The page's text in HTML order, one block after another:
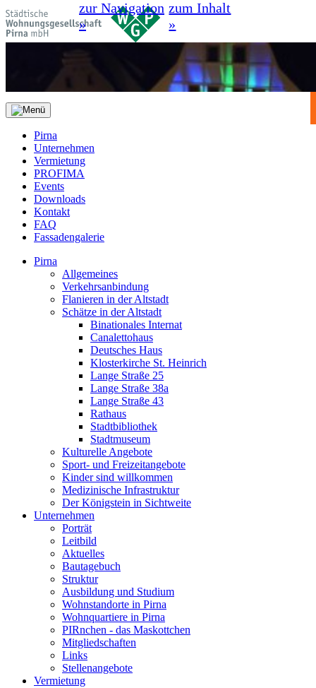
zur Navigation
»
zum Inhalt
»
Pirna
Unternehmen
Vermietung
PROFIMA
Events
Downloads
Kontakt
FAQ
Fassadengalerie
Pirna
Allgemeines
Verkehrsanbindung
Flanieren in der Altstadt
Schätze in der Altstadt
Binationales Internat
Canalettohaus
Deutsches Haus
Klosterkirche St. Heinrich
Lange Straße 25
Lange Straße 38a
Lange Straße 43
Rathaus
Stadtbibliothek
Stadtmuseum
Kulturelle Angebote
Sport- und Freizeitangebote
Kinder sind willkommen
Medizinische Infrastruktur
Der Königstein in Sichtweite
Unternehmen
Porträt
Leitbild
Aktuelles
Bautagebuch
Struktur
Ausbildung und Studium
Wohnstandorte in Pirna
Wohnquartiere in Pirna
PIRnchen - das Maskottchen
Mitgliedschaften
Links
Stellenangebote
Vermietung